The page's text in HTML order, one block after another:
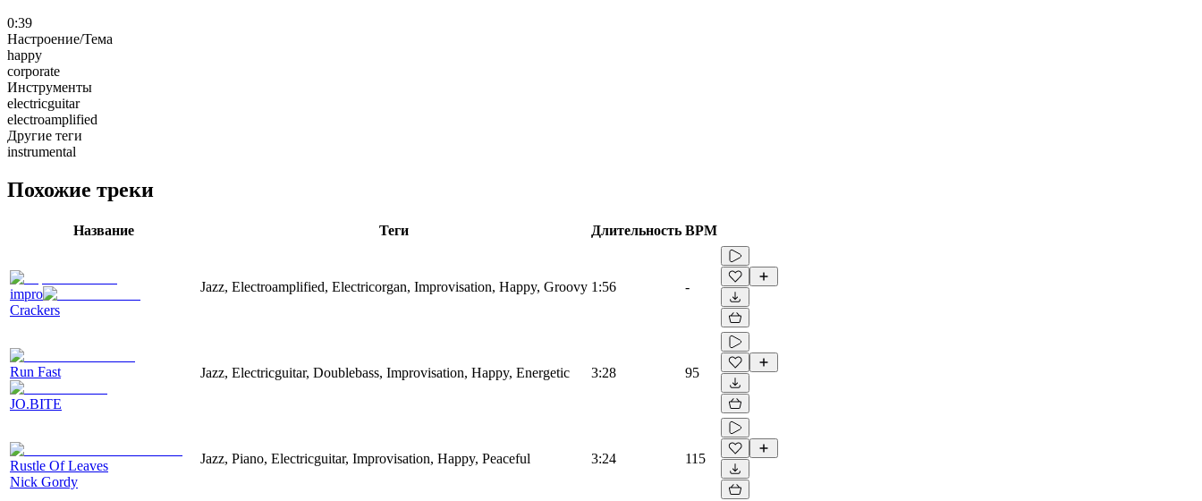
0:39
Настроение/Тема
happy
corporate
Инструменты
electricguitar
electroamplified
Другие теги
instrumental
Похожие треки
Название Теги Длительность BPM
impro
Crackers
Jazz, Electroamplified, Electricorgan, Improvisation, Happy, Groovy 1:56 -
Run Fast
JO.BITE
Jazz, Electricguitar, Doublebass, Improvisation, Happy, Energetic 3:28 95
Rustle Of Leaves
Nick Gordy
Jazz, Piano, Electricguitar, Improvisation, Happy, Peaceful 3:24 115